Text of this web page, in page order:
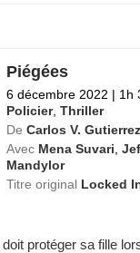
Piégées
6 décembre 2022 | 1h
Policier,Thriller
De Carlos V. Gutierrez
Avec Mena Suvari ,
Mandylor
Titre original Locked
protéger sa fille